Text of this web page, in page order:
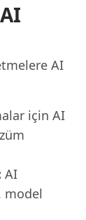
AI
için AI
AI
model